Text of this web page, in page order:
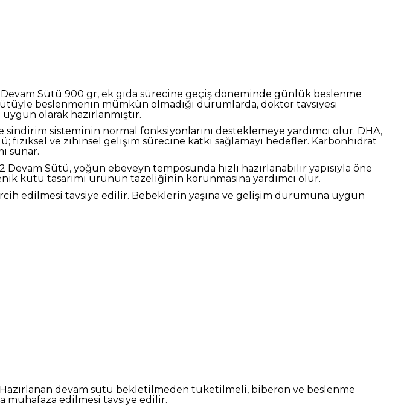
Sütü 900 gr, ek gıda sürecine geçiş döneminde günlük beslenme
beslenmenin mümkün olmadığı durumlarda, doktor tavsiyesi
olarak hazırlanmıştır.
sisteminin normal fonksiyonlarını desteklemeye yardımcı olur. DHA,
ve zihinsel gelişim sürecine katkı sağlamayı hedefler. Karbonhidrat
sunar.
Sütü, yoğun ebeveyn temposunda hızlı hazırlanabilir yapısıyla öne
kutu tasarımı ürünün tazeliğinin korunmasına yardımcı olur.
edilmesi tavsiye edilir. Bebeklerin yaşına ve gelişim durumuna uygun
devam sütü bekletilmeden tüketilmeli, biberon ve beslenme
muhafaza edilmesi tavsiye edilir.